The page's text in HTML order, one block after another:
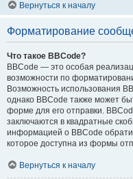
Вернуться к началу
Форматирование
Что такое BBCode?
BBCode — это особая
возможности по
Возможность использования
однако BBCode также может
форме для его отправки.
заключаются в квадратные
информацией о BBCode
которое доступна из формы
Вернуться к началу